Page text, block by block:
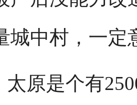
城中村，一定
是个有